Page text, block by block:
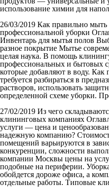
использование химии для
26/03/2019 Как правильно
профессиональной уборки
Инвентарь для мытья полов
разное покрытие Мытье
целая наука. В помощь
профессиональных и бытовых
которые добавляют в воду.
требуется разбираться в
растворов, использовать
определенной схеме уборки.
27/02/2019 Из чего
клининговых компаниях
услуги — цена и
надежную компанию?
помещений варьируются в
конкуренции, сложности
компании Москвы цены на
подобные на периферии.
обойдется дороже офиса, а
отдельные работы. Типовые